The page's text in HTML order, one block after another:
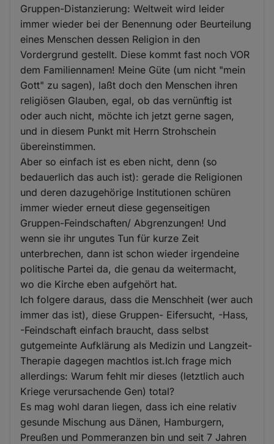
Gruppen-Distanzierung: Weltweit wird leider
immer wieder bei der Benennung oder Beurteilung
eines Menschen dessen Religion in den
Vordergrund gestellt. Diese kommt fast noch VOR
dem Familiennamen! Meine Güte (um nicht "mein
Gott" zu sagen), laßt doch den Menschen ihren
religiösen Glauben, egal, ob das vernünftig ist
oder auch nicht, möchte ich jetzt gerne sagen,
und in diesem Punkt mit Herrn Strohschein
übereinstimmen.
Aber so einfach ist es eben nicht, denn (so
bedauerlich das auch ist): gerade die Religionen
und deren dazugehörige Institutionen schüren
immer wieder erneut diese gegenseitigen
Gruppen-Feindschaften/ Abgrenzungen! Und
wenn sie ihr ungutes Tun für kurze Zeit
unterbrechen, dann ist schon wieder irgendeine
politische Partei da, die genau da weitermacht,
wo die Kirche eben aufgehört hat.
Ich folgere daraus, dass die Menschheit (wer auch
immer das ist), diese Gruppen- Eifersucht, -Hass,
-Feindschaft einfach braucht, dass selbst
gutgemeinte Aufklärung als Medizin und Langzeit-
Therapie dagegen machtlos ist.Ich frage mich
allerdings: Warum fehlt mir dieses (letztlich auch
Kriege verursachende Gen) total?
Es mag wohl daran liegen, dass ich eine relativ
gesunde Mischung aus Dänen, Hamburgern,
Preußen und Pommeranzen bin und seit 7 Jahren